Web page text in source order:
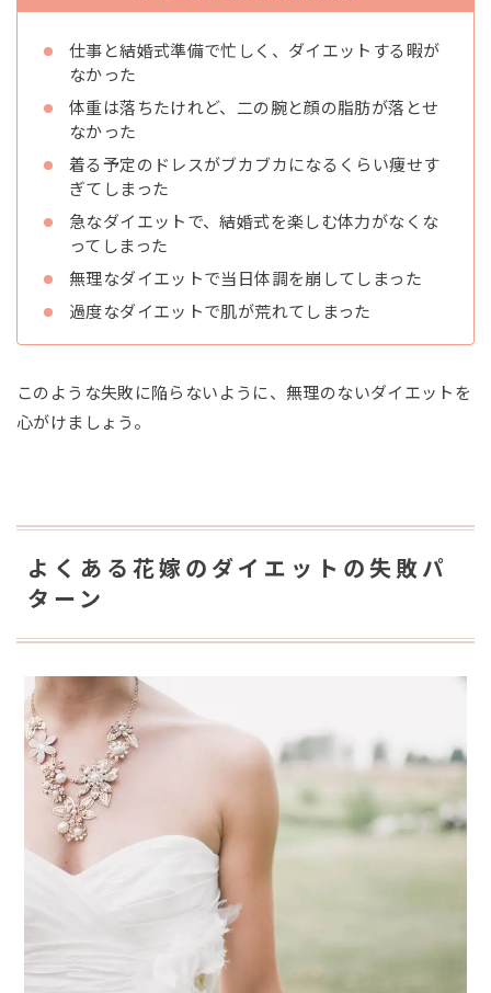
仕事と結婚式準備で忙しく、ダイエットする暇が
なかった
体重は落ちたけれど、二の腕と顔の脂肪が落とせ
なかった
着る予定のドレスがブカブカになるくらい痩せす
ぎてしまった
急なダイエットで、結婚式を楽しむ体力がなくな
ってしまった
無理なダイエットで当日体調を崩してしまった
過度なダイエットで肌が荒れてしまった
このような失敗に陥らないように、無理のないダイエットを
心がけましょう。
よくある花嫁のダイエットの失敗パ
ターン